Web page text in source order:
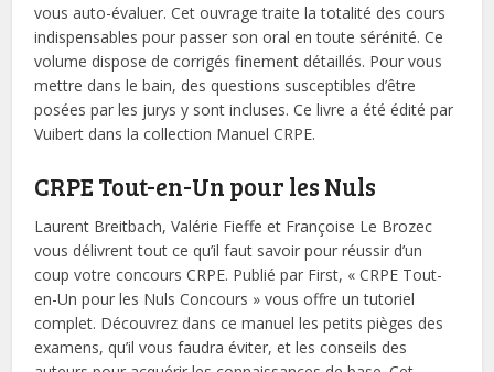
vous auto-évaluer. Cet ouvrage traite la totalité des cours
indispensables pour passer son oral en toute sérénité. Ce
volume dispose de corrigés finement détaillés. Pour vous
mettre dans le bain, des questions susceptibles d’être
posées par les jurys y sont incluses. Ce livre a été édité par
Vuibert dans la collection Manuel CRPE.
CRPE Tout-en-Un pour les Nuls
Laurent Breitbach, Valérie Fieffe et Françoise Le Brozec
vous délivrent tout ce qu’il faut savoir pour réussir d’un
coup votre concours CRPE. Publié par First, « CRPE Tout-
en-Un pour les Nuls Concours » vous offre un tutoriel
complet. Découvrez dans ce manuel les petits pièges des
examens, qu’il vous faudra éviter, et les conseils des